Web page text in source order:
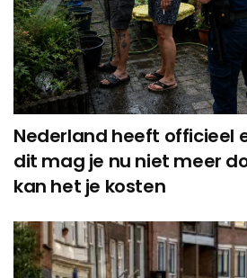
Nederland heeft officieel
dit mag je nu niet meer
kan het je kosten